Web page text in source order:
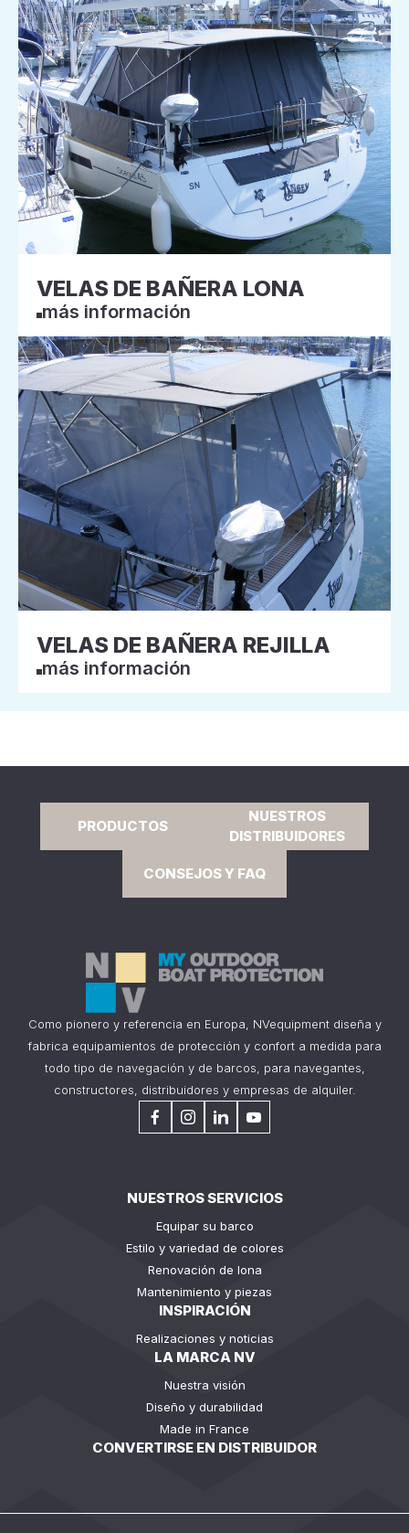
VELAS DE BAÑERA LONA
más información
VELAS DE BAÑERA REJILLA
más información
PRODUCTOS
NUESTROS
DISTRIBUIDORES
CONSEJOS Y FAQ
Como pionero y referencia en Europa, NVequipment diseña y
fabrica equipamientos de protección y confort a medida para
todo tipo de navegación y de barcos, para navegantes,
constructores, distribuidores y empresas de alquiler.
NUESTROS SERVICIOS
Equipar su barco
Estilo y variedad de colores
Renovación de lona
Mantenimiento y piezas
INSPIRACIÓN
Realizaciones y noticias
LA MARCA NV
Nuestra visión
Diseño y durabilidad
Made in France
CONVERTIRSE EN DISTRIBUIDOR